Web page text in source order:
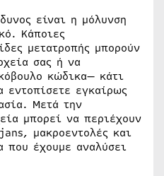
είναι η μόλυνση
Κάποιες
μετατροπής μπορούν
σας ή να
κώδικα— κάτι
εγκαίρως
Μετά την
μπορεί να περιέχουν
μακροεντολές και
που έχουμε αναλύσει